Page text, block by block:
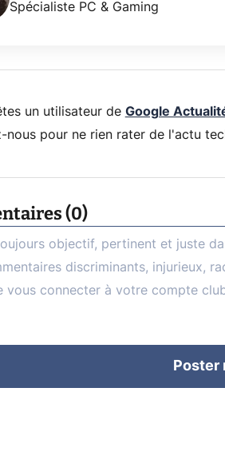
Spécialiste PC & Gaming
un utilisateur de Google
nous pour ne rien rater de l'actu
(0)
Poster